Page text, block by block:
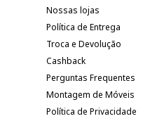
Nossas lojas
Política de Entrega
Troca e Devolução
Cashback
Perguntas Frequentes
Montagem de Móveis
Política de Privacidade